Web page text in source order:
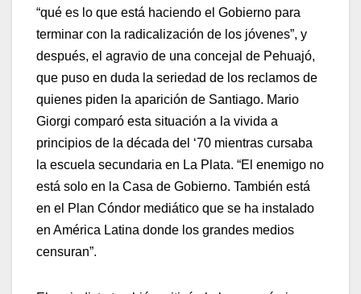
“qué es lo que está haciendo el Gobierno para
terminar con la radicalización de los jóvenes”, y
después, el agravio de una concejal de Pehuajó,
que puso en duda la seriedad de los reclamos de
quienes piden la aparición de Santiago. Mario
Giorgi comparó esta situación a la vivida a
principios de la década del ‘70 mientras cursaba
la escuela secundaria en La Plata. “El enemigo no
está solo en la Casa de Gobierno. También está
en el Plan Cóndor mediático que se ha instalado
en América Latina donde los grandes medios
censuran”.